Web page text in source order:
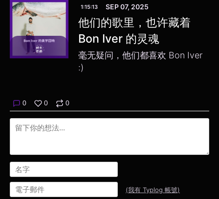
1:15:13 SEP 07, 2025
他们的歌里，也许藏着
Bon Iver 的灵魂
毫无疑问，他们都喜欢 Bon Iver
:)